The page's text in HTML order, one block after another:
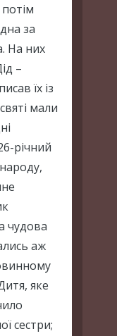
за
На них
–
їх із
мали
річний
чудова
аж
яке
сестри;